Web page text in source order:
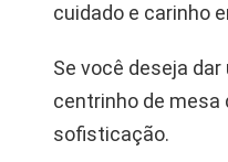
cuidado e carinho
Se você deseja
centrinho de mesa
sofisticação.